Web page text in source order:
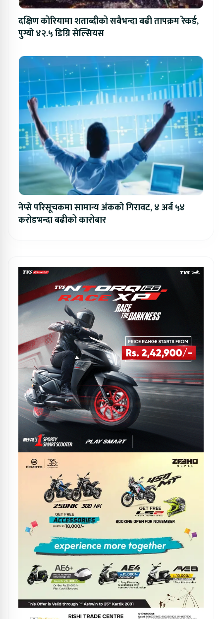
दक्षिण कोरियामा शताब्दीको सबैभन्दा बढी तापक्रम रेकर्ड,
पुग्यो ४२.५ डिग्रि सेल्सियस
नेप्से परिसूचकमा सामान्य अंकको गिरावट, ४ अर्ब ५४
करोडभन्दा बढीको कारोबार